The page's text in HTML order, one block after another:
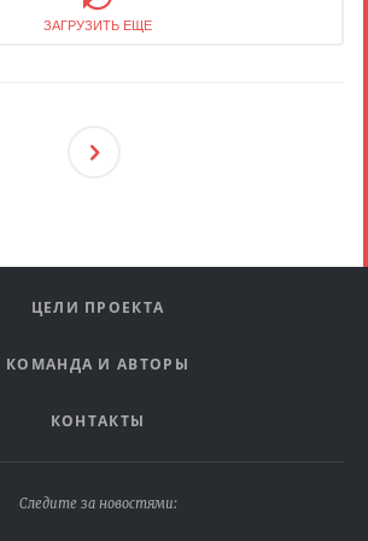
ЗАГРУЗИТЬ ЕЩЕ
Ующ
ЦЕЛИ ПРОЕКТА
КОМАНДА И АВТОРЫ
КОНТАКТЫ
Следите за новостями: